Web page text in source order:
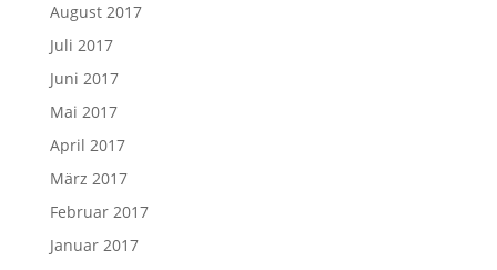
August 2017
Juli 2017
Juni 2017
Mai 2017
April 2017
März 2017
Februar 2017
Januar 2017